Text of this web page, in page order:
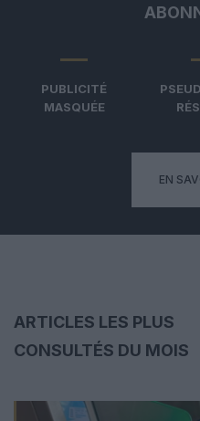
PUBLICITÉ
MASQUÉE
EN
ARTICLES LES PLUS
CONSULTÉS DU MOIS